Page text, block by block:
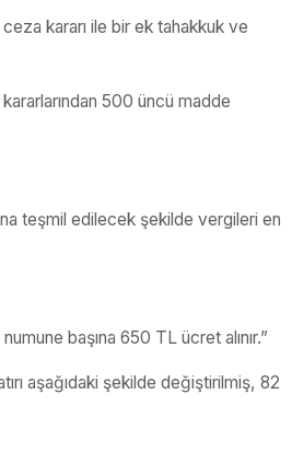
kararı ile bir ek tahakkuk ve
500 üncü madde
teşmil edilecek şekilde vergileri en
başına 650 TL ücret alınır.”
aşağıdaki şekilde değiştirilmiş, 82